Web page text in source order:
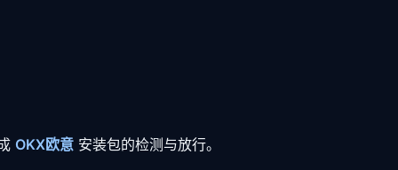
OKX欧意 安装包的检测与放行。